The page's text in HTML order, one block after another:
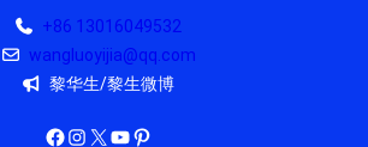
+86 13016049532
wangluoyijia@qq.com
黎华生/黎生微博
Facebook Instagram X YouTube Pinterest